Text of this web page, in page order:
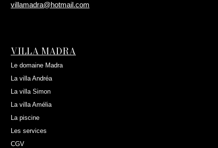
villamadra@hotmail.com
VILLA MADRA
Le domaine Madra
La villa Andréa
La villa Simon
La villa Amélia
La piscine
Les services
CGV